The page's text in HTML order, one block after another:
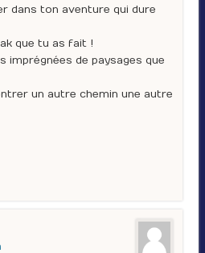
dans ton aventure qui dure
que tu as fait !
imprégnées de paysages que
un autre chemin une autre